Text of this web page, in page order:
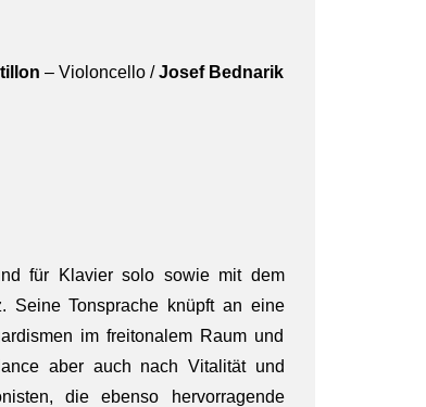
– Violoncello /Josef Bednarik
für Klavier solo sowie mit dem
Seine Tonsprache knüpft an eine
im freitonalem Raum und
aber auch nach Vitalität und
die ebenso hervorragende